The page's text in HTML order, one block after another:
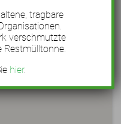
tragbare
verschmutzte
Restmülltonne.
hier.